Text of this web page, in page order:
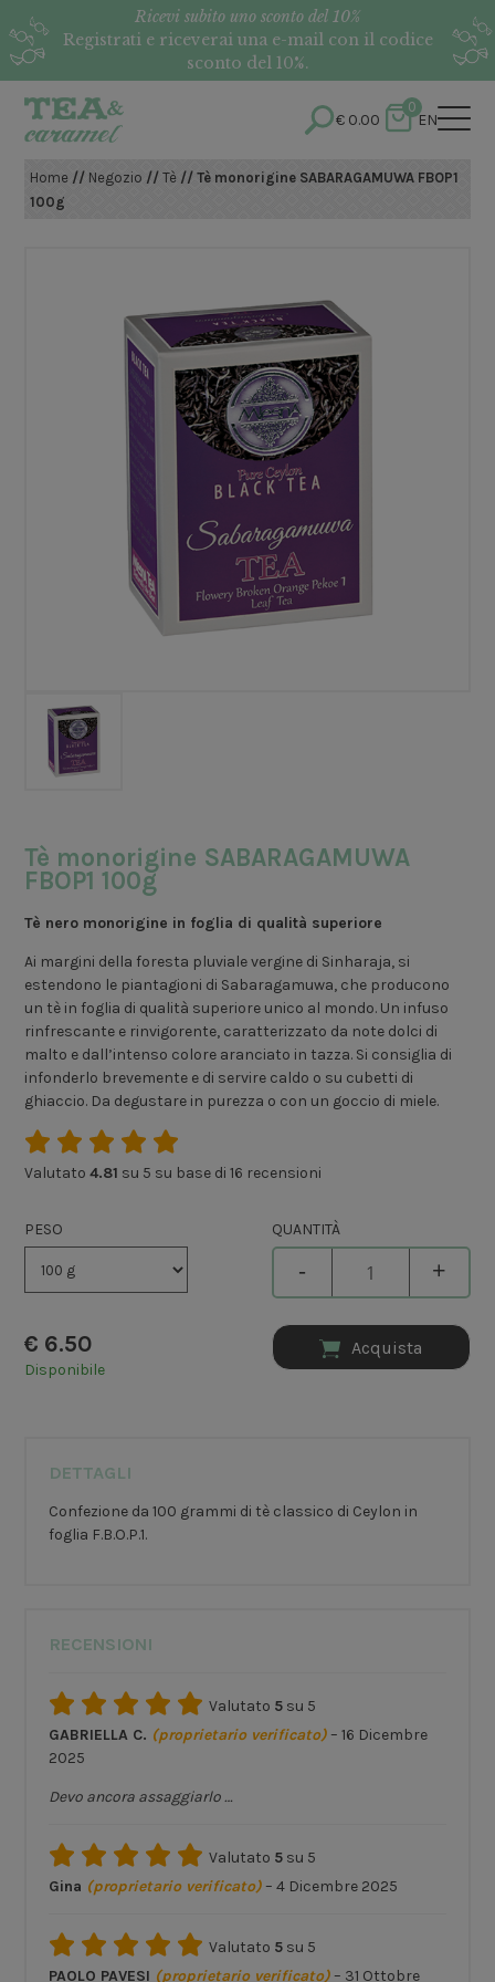
Ricevi subito uno sconto del 10%
Registrati e riceverai una e-mail con il codice
sconto del 10%.
€0.00
0
EN
Home // Negozio //Tè // Tè monorigine SABARAGAMUWA FBOP1
100g
Tè monorigine SABARAGAMUWA
FBOP1 100g
Tè nero monorigine in foglia di qualità superiore
Ai margini della foresta pluviale vergine di Sinharaja, si
estendono le piantagioni di Sabaragamuwa, che producono
un tè in foglia di qualità superiore unico al mondo. Un infuso
rinfrescante e rinvigorente, caratterizzato da note dolci di
malto e dall’intenso colore aranciato in tazza. Si consiglia di
infonderlo brevemente e di servire caldo o su cubetti di
ghiaccio. Da degustare in purezza o con un goccio di miele.
Valutato4.81 su 5 su base di16 recensioni
PESO
€ 6.50
Disponibile
QUANTITÀ
- +
Acquista
DETTAGLI
Confezione da 100 grammi di tè classico di Ceylon in
foglia F.B.O.P.1.
RECENSIONI
Valutato 5 su 5
GABRIELLA C. (proprietario verificato) – 16 Dicembre
2025
Devo ancora assaggiarlo …
Valutato 5 su 5
Gina (proprietario verificato) – 4 Dicembre 2025
Valutato 5 su 5
PAOLO PAVESI (proprietario verificato) – 31 Ottobre